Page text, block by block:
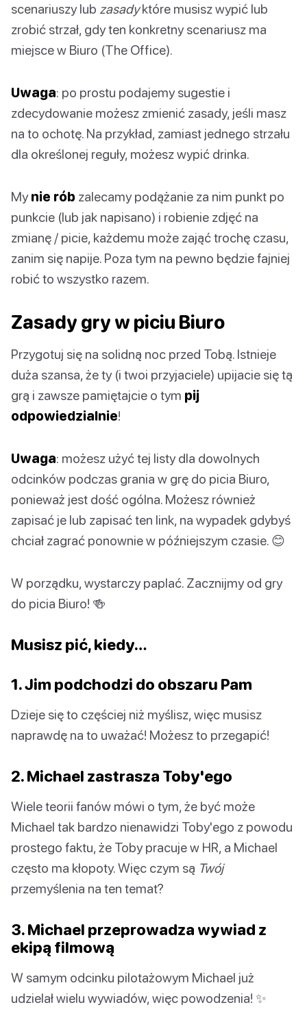
scenariuszy lub zasadyktóre musisz wypić lub
zrobić strzał, gdy ten konkretny scenariusz ma
miejsce w Biuro (The Office).
Uwaga: po prostu podajemy sugestie i
zdecydowanie możesz zmienić zasady, jeśli masz
na to ochotę. Na przykład, zamiast jednego strzału
dla określonej reguły, możesz wypić drinka.
My nie rób zalecamy podążanie za nim punkt po
punkcie (lub jak napisano) i robienie zdjęć na
zmianę / picie, każdemu może zająć trochę czasu,
zanim się napije. Poza tym na pewno będzie fajniej
robić to wszystko razem.
Zasady gry w piciu Biuro
Przygotuj się na solidną noc przed Tobą. Istnieje
duża szansa, że ty (i twoi przyjaciele) upijacie się tą
grą i zawsze pamiętajcie o tym pij
odpowiedzialnie!
Uwaga: możesz użyć tej listy dla dowolnych
odcinków podczas grania w grę do picia Biuro,
ponieważ jest dość ogólna. Możesz również
zapisać je lub zapisać ten link, na wypadek gdybyś
chciał zagrać ponownie w późniejszym czasie. 😊
W porządku, wystarczy paplać. Zacznijmy od gry
do picia Biuro! 🍻
Musisz pić, kiedy…
1. Jim podchodzi do obszaru Pam
Dzieje się to częściej niż myślisz, więc musisz
naprawdę na to uważać! Możesz to przegapić!
2. Michael zastrasza Toby'ego
Wiele teorii fanów mówi o tym, że być może
Michael tak bardzo nienawidzi Toby'ego z powodu
prostego faktu, że Toby pracuje w HR, a Michael
często ma kłopoty. Więc czym są Twój
przemyślenia na ten temat?
3. Michael przeprowadza wywiad z
ekipą filmową
W samym odcinku pilotażowym Michael już
udzielał wielu wywiadów, więc powodzenia! ✨